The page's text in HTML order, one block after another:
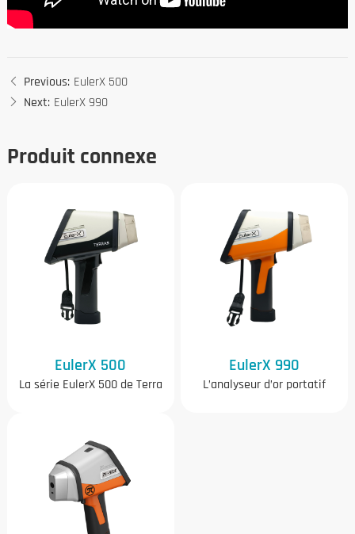
Previous: EulerX 500
Next: EulerX 990
Produit connexe
EulerX 500
La série EulerX 500 de Terra
les analyseurs miniers XRF
portables
EulerX 990
L’analyseur d’or portatif